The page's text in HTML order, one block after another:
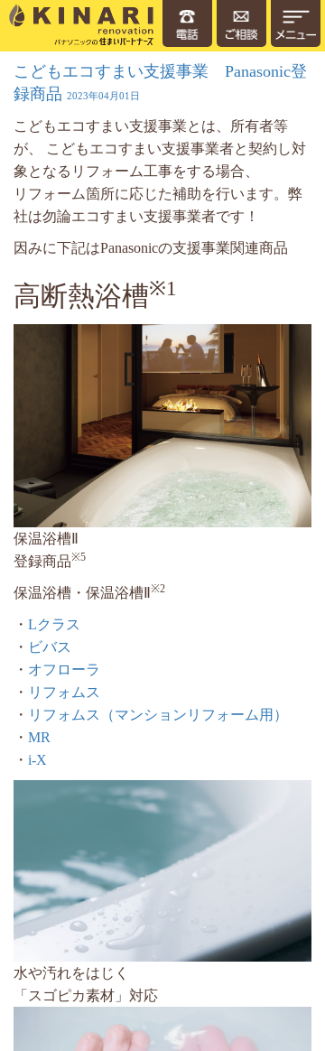
こどもエコすまい支援事業 Panasonic登
録商品 2023年04月01日
こどもエコすまい支援事業とは、所有者等
が、 こどもエコすまい支援事業者と契約し対
象となるリフォーム工事をする場合、
リフォーム箇所に応じた補助を行います。弊
社は勿論エコすまい支援事業者です！
因みに下記はPanasonicの支援事業関連商品
高断熱浴槽※1
保温浴槽Ⅱ
登録商品※5
保温浴槽・保温浴槽Ⅱ ※2
・ Lクラス
・ ビバス
・ オフローラ
・ リフォムス
・ リフォムス（マンションリフォーム用）
・ MR
・ i-X
水や汚れをはじく
「スゴピカ素材」対応